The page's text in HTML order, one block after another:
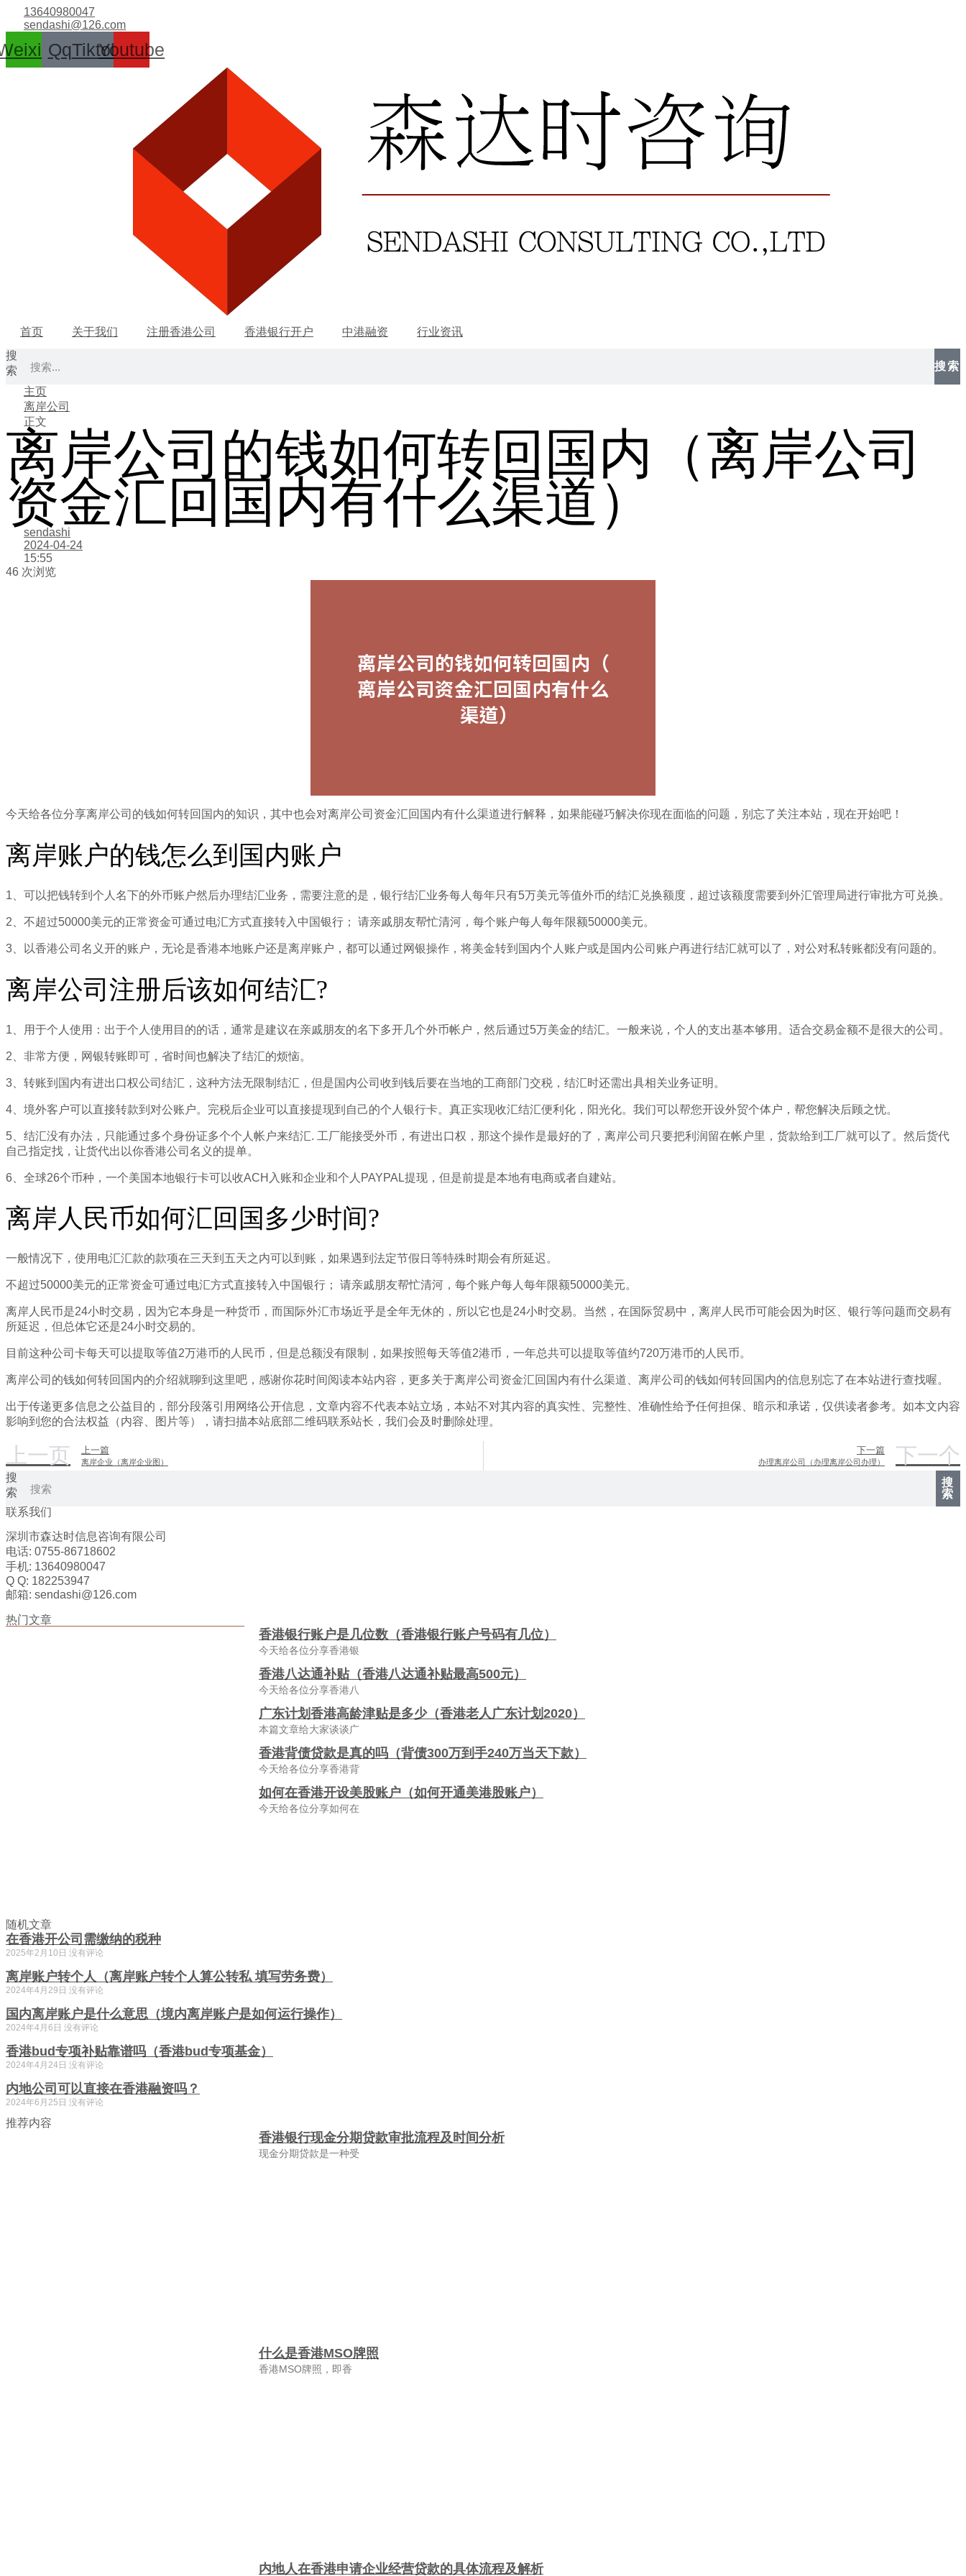
容
13640980047
sendashi@126.com
QqTiktokYoutube
首页 关于我们 注册香港公司 香港银行开户 中港融资
行业资讯
搜
索
搜索
主页
离岸公司
正文
离岸公司的钱如何转回国内（离岸公司
资金汇回国内有什么渠道）
sendashi
2024-04-24
15:55
46 次浏览
今天给各位分享离岸公司的钱如何转回国内的知识，其中也会对离岸公司资金汇回国内有什么渠道进行解释，如果能碰巧解决你现在面临的问题，别忘了关注本站，现在开始吧！
离岸账户的钱怎么到国内账户
1、可以把钱转到个人名下的外币账户然后办理结汇业务，需要注意的是，银行结汇业务每人每年只有5万美元等值外币的结汇兑换额度，超过该额度需要到外汇管理局进行审批方可兑换。
2、不超过50000美元的正常资金可通过电汇方式直接转入中国银行； 请亲戚朋友帮忙清河，每个账户每人每年限额50000美元。
3、以香港公司名义开的账户，无论是香港本地账户还是离岸账户，都可以通过网银操作，将美金转到国内个人账户或是国内公司账户再进行结汇就可以了，对公对私转账都没有问题的。
离岸公司注册后该如何结汇?
1、用于个人使用：出于个人使用目的的话，通常是建议在亲戚朋友的名下多开几个外币帐户，然后通过5万美金的结汇。一般来说，个人的支出基本够用。适合交易金额不是很大的公司。
2、非常方便，网银转账即可，省时间也解决了结汇的烦恼。
3、转账到国内有进出口权公司结汇，这种方法无限制结汇，但是国内公司收到钱后要在当地的工商部门交税，结汇时还需出具相关业务证明。
4、境外客户可以直接转款到对公账户。完税后企业可以直接提现到自己的个人银行卡。真正实现收汇结汇便利化，阳光化。我们可以帮您开设外贸个体户，帮您解决后顾之忧。
5、结汇没有办法，只能通过多个身份证多个个人帐户来结汇. 工厂能接受外币，有进出口权，那这个操作是最好的了，离岸公司只要把利润留在帐户里，货款给到工厂就可以了。然后货代
自己指定找，让货代出以你香港公司名义的提单。
6、全球26个币种，一个美国本地银行卡可以收ACH入账和企业和个人PAYPAL提现，但是前提是本地有电商或者自建站。
离岸人民币如何汇回国多少时间?
一般情况下，使用电汇汇款的款项在三天到五天之内可以到账，如果遇到法定节假日等特殊时期会有所延迟。
不超过50000美元的正常资金可通过电汇方式直接转入中国银行； 请亲戚朋友帮忙清河，每个账户每人每年限额50000美元。
离岸人民币是24小时交易，因为它本身是一种货币，而国际外汇市场近乎是全年无休的，所以它也是24小时交易。当然，在国际贸易中，离岸人民币可能会因为时区、银行等问题而交易有
所延迟，但总体它还是24小时交易的。
目前这种公司卡每天可以提取等值2万港币的人民币，但是总额没有限制，如果按照每天等值2港币，一年总共可以提取等值约720万港币的人民币。
离岸公司的钱如何转回国内的介绍就聊到这里吧，感谢你花时间阅读本站内容，更多关于离岸公司资金汇回国内有什么渠道、离岸公司的钱如何转回国内的信息别忘了在本站进行查找喔。
出于传递更多信息之公益目的，部分段落引用网络公开信息，文章内容不代表本站立场，本站不对其内容的真实性、完整性、准确性给予任何担保、暗示和承诺，仅供读者参考。如本文内容
影响到您的合法权益（内容、图片等），请扫描本站底部二维码联系站长，我们会及时删除处理。
上一页 上一篇
离岸企业（离岸企业图）
下一篇
办理离岸公司（办理离岸公司办理） 下一个
搜
索
搜
索
联系我们
深圳市森达时信息咨询有限公司
电话: 0755-86718602
手机: 13640980047
Q Q: 182253947
邮箱: sendashi@126.com
热门文章
香港银行账户是几位数（香港银行账户号码有几位）
今天给各位分享香港银
香港八达通补贴（香港八达通补贴最高500元）
今天给各位分享香港八
广东计划香港高龄津贴是多少（香港老人广东计划2020）
本篇文章给大家谈谈广
香港背债贷款是真的吗（背债300万到手240万当天下款）
今天给各位分享香港背
如何在香港开设美股账户（如何开通美港股账户）
今天给各位分享如何在
随机文章
在香港开公司需缴纳的税种
2025年2月10日 没有评论
离岸账户转个人（离岸账户转个人算公转私 填写劳务费）
2024年4月29日 没有评论
国内离岸账户是什么意思（境内离岸账户是如何运行操作）
2024年4月6日 没有评论
香港bud专项补贴靠谱吗（香港bud专项基金）
2024年4月24日 没有评论
内地公司可以直接在香港融资吗？
2024年6月25日 没有评论
推荐内容
香港银行现金分期贷款审批流程及时间分析
现金分期贷款是一种受
什么是香港MSO牌照
香港MSO牌照，即香
内地人在香港申请企业经营贷款的具体流程及解析